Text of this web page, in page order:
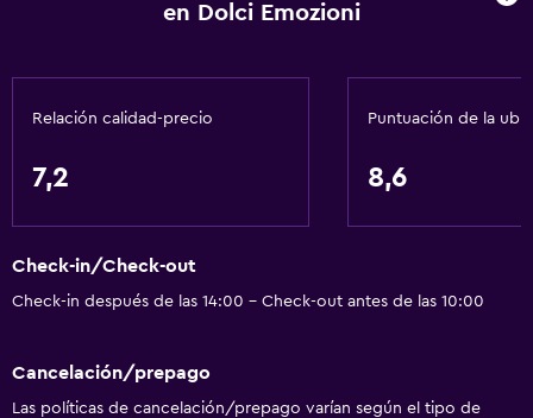
Accesibilidad y adecuación
Para no fumadores
extra)
Ascensor
Almohada sin plumas
Ascensor disponible
Baño
en Dolci Emozioni
Relación calidad-precio
7,2
Puntuación de la
8,6
Check-in/Check-out
Check-in después de las 14:00 - Check-out antes de las 10:00
Cancelación/prepago
Las políticas de cancelación/prepago varían según el tipo de